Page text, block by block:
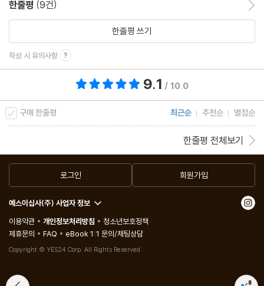
한줄평 (9건)
한줄평 쓰기
작성 시 유의사항
9.1 / 10.0
구매 한줄평 최근순 추천순 별점순
한줄평 전체보기
로그인 회원가입
예스이십사(주) 사업자 정보
이용약관
개인정보처리방침
청소년보호정책
제휴문의
FAQ eBook 1:1 문의/채팅상담
Copyright © YES24 Corp. All Rights Reserved.